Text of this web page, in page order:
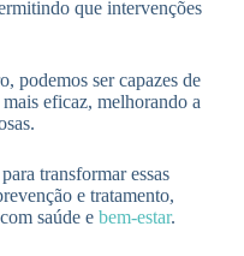
que intervenções
podemos ser capazes de
eficaz, melhorando a
transformar essas
e tratamento,
saúde e bem-estar.